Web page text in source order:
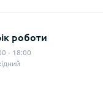
роботи
- 18:00